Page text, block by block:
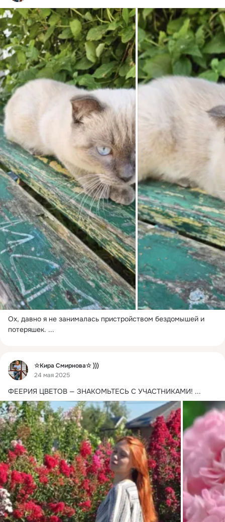
Ох, давно я не занималась пристройством бездомышей и
потеряшек. ...
Фид
☆Кира Смирнова☆ )))
24 мая 2025
ФЕЕРИЯ ЦВЕТОВ — ЗНАКОМЬТЕСЬ С УЧАСТНИКАМИ! ...